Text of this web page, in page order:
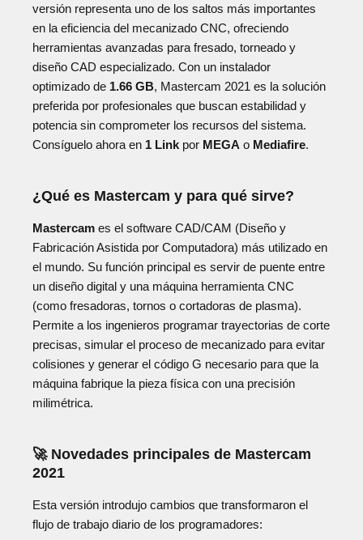
versión representa uno de los saltos más importantes
en la eficiencia del mecanizado CNC, ofreciendo
herramientas avanzadas para fresado, torneado y
diseño CAD especializado. Con un instalador
optimizado de 1.66 GB, Mastercam 2021 es la solución
preferida por profesionales que buscan estabilidad y
potencia sin comprometer los recursos del sistema.
Consíguelo ahora en 1 Link por MEGA o Mediafire.
¿Qué es Mastercam y para qué sirve?
Mastercam es el software CAD/CAM (Diseño y
Fabricación Asistida por Computadora) más utilizado en
el mundo. Su función principal es servir de puente entre
un diseño digital y una máquina herramienta CNC
(como fresadoras, tornos o cortadoras de plasma).
Permite a los ingenieros programar trayectorias de corte
precisas, simular el proceso de mecanizado para evitar
colisiones y generar el código G necesario para que la
máquina fabrique la pieza física con una precisión
milimétrica.
🚀 Novedades principales de Mastercam
2021
Esta versión introdujo cambios que transformaron el
flujo de trabajo diario de los programadores: